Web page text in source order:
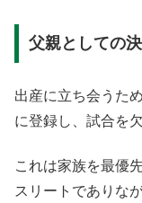
父親としての
出産に立ち会うた
に登録し、試合を
これは家族を最優
スリートでありな